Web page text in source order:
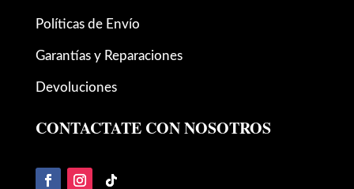
Políticas de Envío
Garantías y Reparaciones
Devoluciones
CONTACTATE CON NOSOTROS